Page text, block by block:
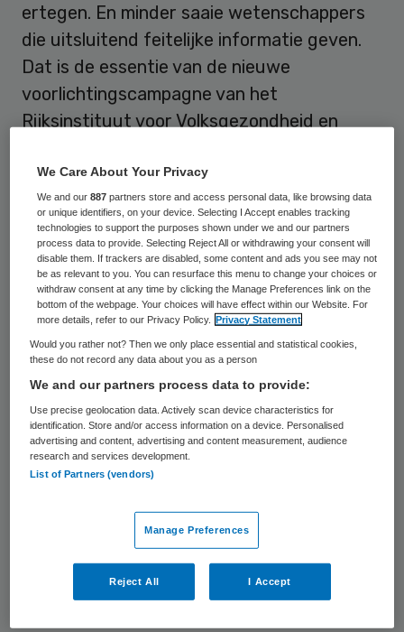
ertegen. En minder saaie wetenschappers
die uitsluitend feitelijke informatie geven.
Dat is de essentie van de nieuwe
voorlichtingscampagne van het
Rijksinstituut voor Volksgezondheid en
baarmoederhalskanker. De campagne is
dinsdag gepresenteerd.
Nieuwe oproep inenting meisjes
Eind maart worden de eerste meisjes weer
overheid te laten inenten tegen de kanker
die ze later in hun leven zouden kunnen
krijgen. Vorig jaar werden voor het eerst
jonge meisjes uitgenodigd om zich te laten
vaccineren. Ongeveer de helft kwam
verwacht. Het RIVM weet de lage opkomst
onder meer aan indianenverhalen die op
internet verschenen over risico’s die het
vaccin zouden opleveren.
We Care About Your Privacy
We and our887 partners store and access personal data, like browsing data
or unique identifiers, on your device. Selecting I Accept enables tracking
technologies to support the purposes shown under we and our partners
process data to provide. Selecting Reject All or withdrawing your consent will
disable them. If trackers are disabled, some content and ads you see may not
be as relevant to you. You can resurface this menu to change your choices or
withdraw consent at any time by clicking the Manage Preferences link on the
bottom of the webpage. Your choices will have effect within our Website. For
more details, refer to our Privacy Policy.
Privacy Statement
Would you rather not? Then we only place essential and statistical cookies,
these do not record any data about you as a person
We and our partners process data to provide:
Use precise geolocation data. Actively scan device characteristics for
identification. Store and/or access information on a device. Personalised
advertising and content, advertising and content measurement, audience
research and services development.
List of Partners (vendors)
Manage Preferences
Reject All I Accept